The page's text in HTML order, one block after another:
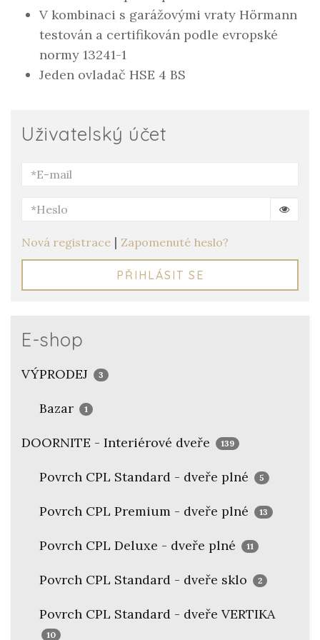
Uživatelský účet
Nová registrace | Zapomenuté heslo?
PŘIHLÁSIT SE
E-shop
VÝPRODEJ 3
Bazar 1
DOORNITE - Interiérové dveře 139
Povrch CPL Standard - dveře plné 5
Povrch CPL Premium - dveře plné 13
Povrch CPL Deluxe - dveře plné 11
Povrch CPL Standard - dveře sklo 2
Povrch CPL Standard - dveře VERTIKA
10
V kombinaci s garážovými vraty Hörmann
testován a certifikován podle evropské
normy 13241-1
Jeden ovladač HSE 4 BS